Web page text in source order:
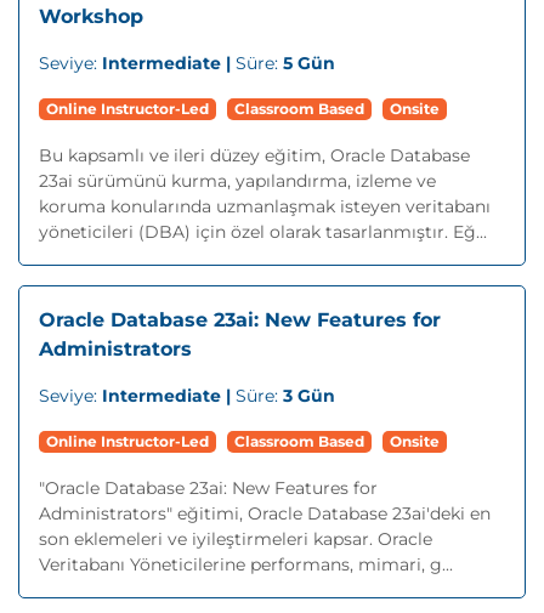
Workshop
Seviye: Intermediate | Süre: 5 Gün
Online Instructor-Led Classroom Based Onsite
Bu kapsamlı ve ileri düzey eğitim, Oracle Database
23ai sürümünü kurma, yapılandırma, izleme ve
koruma konularında uzmanlaşmak isteyen veritabanı
yöneticileri (DBA) için özel olarak tasarlanmıştır. Eğ...
Oracle Database 23ai: New Features for
Administrators
Seviye: Intermediate | Süre: 3 Gün
Online Instructor-Led Classroom Based Onsite
"Oracle Database 23ai: New Features for
Administrators" eğitimi, Oracle Database 23ai'deki en
son eklemeleri ve iyileştirmeleri kapsar. Oracle
Veritabanı Yöneticilerine performans, mimari, g...